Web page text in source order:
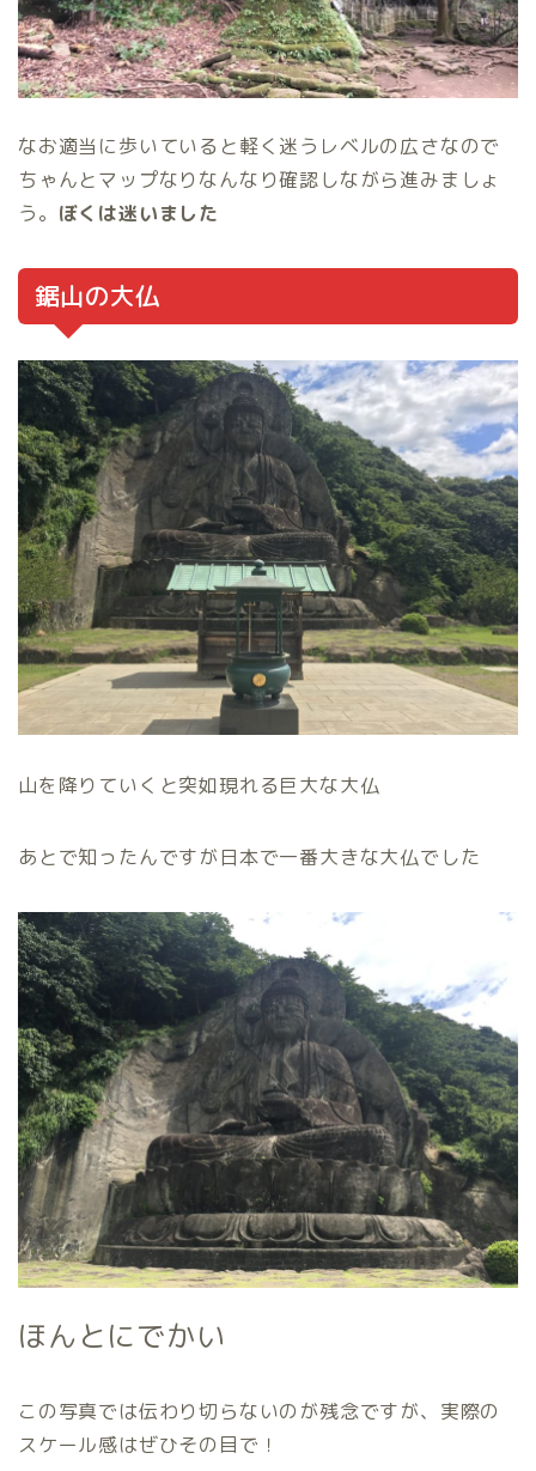
なお適当に歩いていると軽く迷うレベルの広さなので
ちゃんとマップなりなんなり確認しながら進みましょ
う。 ぼくは迷いました
鋸山の大仏
山を降りていくと突如現れる巨大な大仏
あとで知ったんですが日本で一番大きな大仏でした
ほんとにでかい
この写真では伝わり切らないのが残念ですが、実際の
スケール感はぜひその目で！